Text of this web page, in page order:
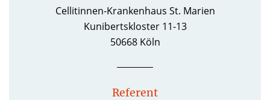
Cellitinnen-Krankenhaus St. Marien
Kunibertskloster 11-13
50668 Köln
Referent